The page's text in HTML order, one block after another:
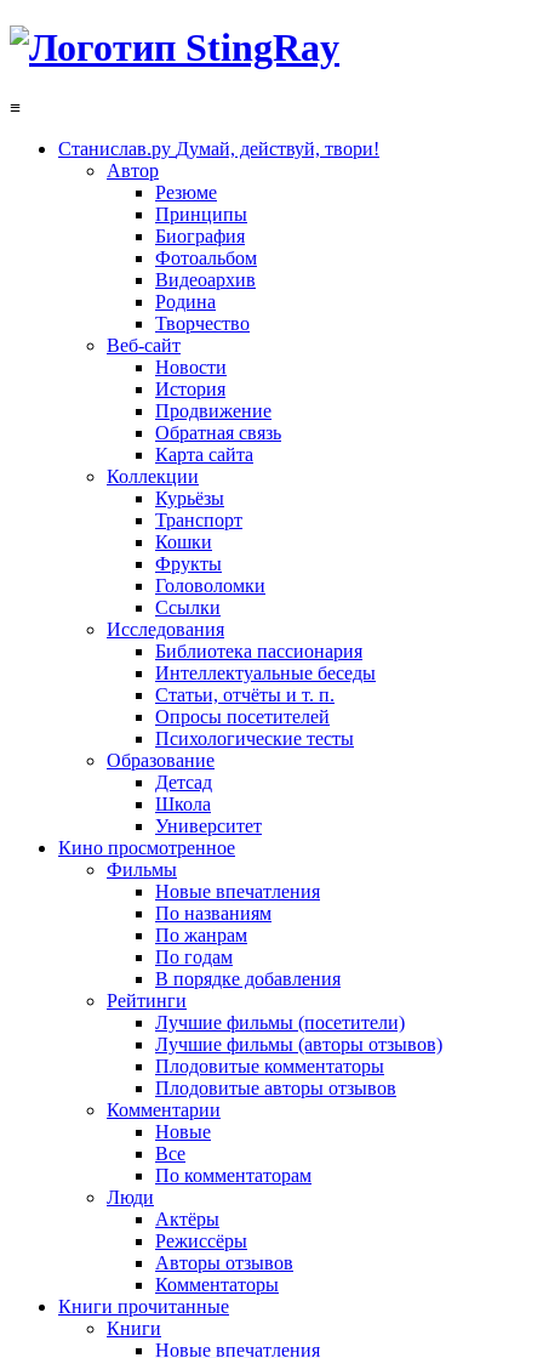
≡
Станислав.ру Думай, действуй, твори!
Автор
Резюме
Принципы
Биография
Фотоальбом
Видеоархив
Родина
Творчество
Веб-сайт
Новости
История
Продвижение
Обратная связь
Карта сайта
Коллекции
Курьёзы
Транспорт
Кошки
Фрукты
Головоломки
Ссылки
Исследования
Библиотека пассионария
Интеллектуальные беседы
Статьи, отчёты и т. п.
Опросы посетителей
Психологические тесты
Образование
Детсад
Школа
Университет
Кино просмотренное
Фильмы
Новые впечатления
По названиям
По жанрам
По годам
В порядке добавления
Рейтинги
Лучшие фильмы (посетители)
Лучшие фильмы (авторы отзывов)
Плодовитые комментаторы
Плодовитые авторы отзывов
Комментарии
Новые
Все
По комментаторам
Люди
Актёры
Режиссёры
Авторы отзывов
Комментаторы
Книги прочитанные
Книги
Новые впечатления